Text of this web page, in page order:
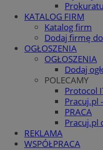
KATALOG FIRM
Katalog firm
Dodaj firmę
OGŁOSZENIA
OGŁOSZENIA
Dodaj
POLECAMY
Protocol
Pracuj.pl
PRACA
Pracuj.pl
REKLAMA
WSPÓŁPRACA